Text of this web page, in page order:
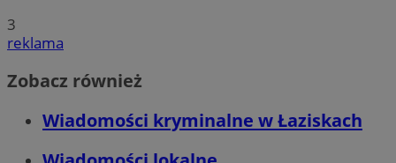
3
reklama
Zobacz również
Wiadomości kryminalne w Łaziskach